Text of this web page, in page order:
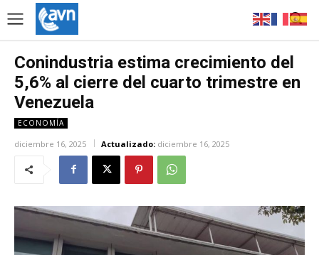
Conindustria estima crecimiento del
5,6% al cierre del cuarto trimestre en
Venezuela
ECONOMÍA
diciembre 16, 2025 Actualizado: diciembre 16, 2025